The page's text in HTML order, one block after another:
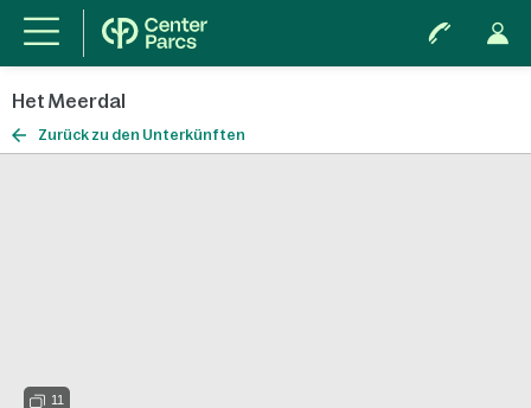
Het Meerdal
Zurück zu den Unterkünften
11